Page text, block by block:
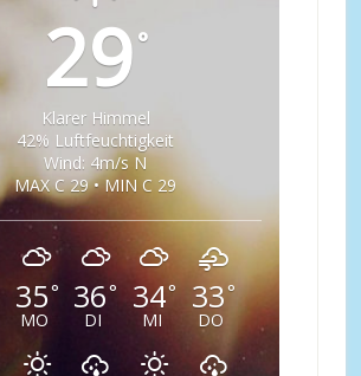
29°
Klarer Himmel
42% Luftfeuchtigkeit
Wind: 4m/s N
MAX C 29 • MIN C 29
35°
MO
36°
DI
34°
MI
33°
DO